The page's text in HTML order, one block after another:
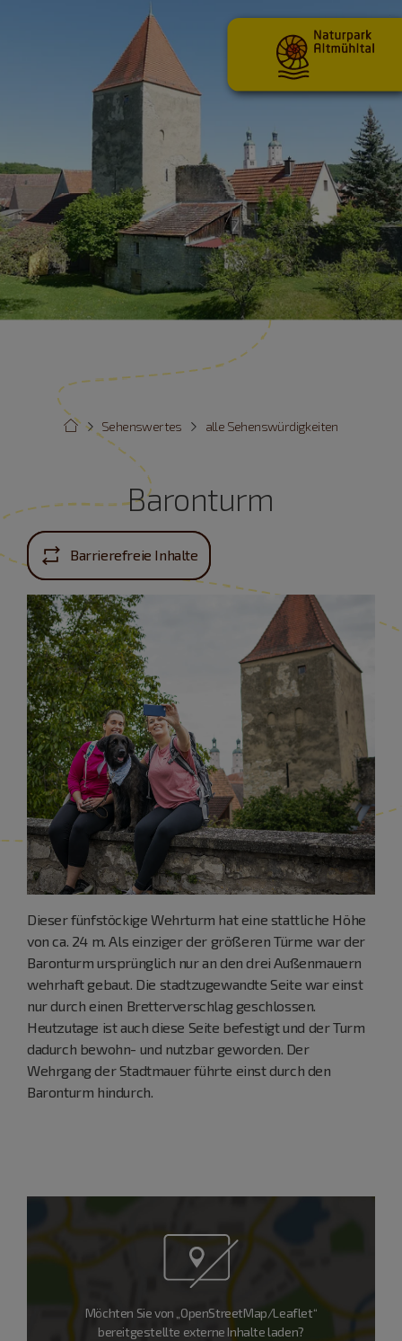
alle Sehenswürdigkeiten
Sehenswertes
Baronturm
Barrierefreie Inhalte
Dieser fünfstöckige Wehrturm hat eine stattliche Höhe
von ca. 24 m. Als einziger der größeren Türme war der
Baronturm ursprünglich nur an den drei Außenmauern
wehrhaft gebaut. Die stadtzugewandte Seite war einst
nur durch einen Bretterverschlag geschlossen.
Heutzutage ist auch diese Seite befestigt und der Turm
dadurch bewohn- und nutzbar geworden. Der
Wehrgang der Stadtmauer führte einst durch den
Baronturm hindurch.
Möchten Sie von „OpenStreetMap/Leaflet“
bereitgestellte externe Inhalte laden?